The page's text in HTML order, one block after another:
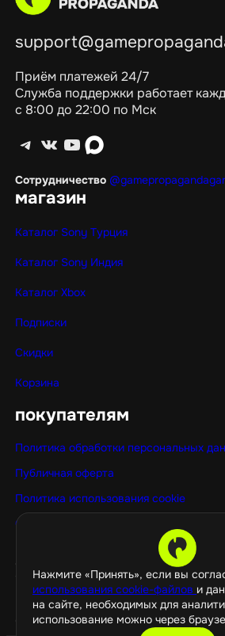
Нажмите «Принять», если вы
использования cookie-файлов и
на сайте, необходимых для
использование можно через
Приём платежей 24/7
Служба поддержки работает
с 8:00 до 22:00 по Мск
Telegram ВКонтакте YouTube max
Сотрудничество
магазин
Каталог Sony Турция
Каталог Sony Индия
Каталог Xbox
Подписки
Скидки
Корзина
покупателям
Политика обработки персональных
Публичная оферта
Политика использования cookie
Оптовые покупки
©️ 2026 GamePropaganda